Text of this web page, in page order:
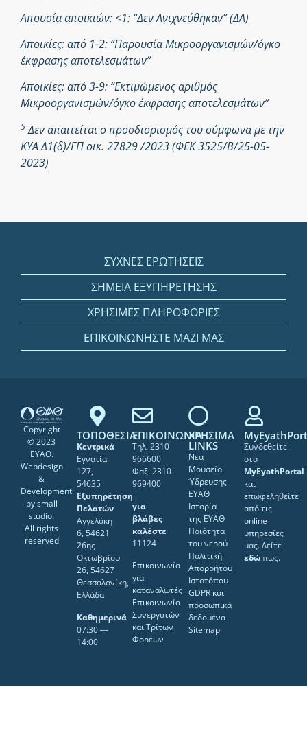
Απουσία αποικιών: <1: “Δεν Ανιχνεύθηκαν” (ΔΑ)
Αποικίες: από 1-2: “Παρουσία Μικροοργανισμών/όγκο
έκφρασης αποτελεσμάτων”
Αποικίες: από 3-9: “Εκτιμώμενος αριθμός
Μικροοργανισμών/όγκο έκφρασης αποτελεσμάτων”
5Δεν απαιτείται ο προσδιορισμός του σύμφωνα με την
ΚΥΑ Δ1(δ)/ΓΠ οικ. 27829 /2023 (ΦΕΚ 3525/Β/25-05-
2023)
ΣΥΧΝΕΣ ΕΡΩΤΗΣΕΙΣ
ΣΗΜΕΙΑ ΕΞΥΠΗΡΕΤΗΣΗΣ
ΧΡΗΣΙΜΕΣ ΠΛΗΡΟΦΟΡΙΕΣ
ΕΠΙΚΟΙΝΩΝΗΣΤΕ ΜΑΖΙ ΜΑΣ
Copyright
© 2023
ΕΥΑΘ.
Webdesign
&
Development
bysmall
studio.
All rights
reserved
ΤΟΠΟΘΕΣΙΑ
Κεντρικά
Εγνατία
127,
54635
Εξυπηρέτηση
Πελατών
Αγγελάκη
6, 54621
26ης
Οκτωβρίου
26, 54627
Θεσσαλονίκη,
Ελλάδα
Καθημερινά
07:30 ―
14:00
ΕΠΙΚΟΙΝΩΝΙΑ
Τηλ. 2310
966600
Φαξ. 2310
969400
για
βλάβες
καλέστε
11124
Επικοινωνία
για
καταναλωτές
Επικοινωνία
Συνεργατών
και Τρίτων
Φορέων
ΧΡΗΣΙΜΑ
LINKS
Νέα
Μουσείο
Ύδρευσης
ΕΥΑΘ
Ιστορία
της ΕΥΑΘ
Ποιότητα
του νερού
Πολιτική
Απορρήτου
Ιστοτόπου
GDPR και
προσωπικά
δεδομένα
Sitemap
Συνδεθείτε
στο
MyEyathPortal
και
επωφεληθείτε
από τις
online
υπηρεσίες
μας. Δείτε
εδώπως.